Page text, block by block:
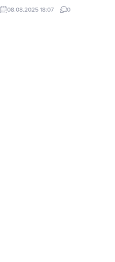
Kuruluşlarından Hırsızlık Olaylarının
Önlenmesine Yönelik İcra Edilen
08.08.2025 18:07 0